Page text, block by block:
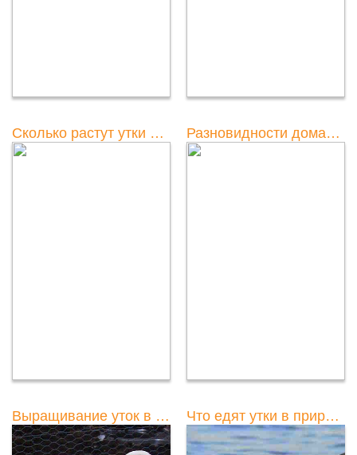
Сколько растут утки муларды и что о них нужно знать Разновидности домашних уток: фото и названия
Выращивание уток в домашних условиях на мясо: советы и рекомендации Что едят утки в природе